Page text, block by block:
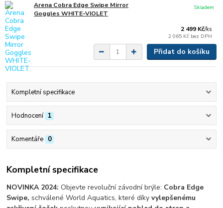
Arena Cobra Edge Swipe Mirror
Goggles WHITE-VIOLET
2 499 Kč/ks
2 065 Kč bez DPH
Skladem
Přidat do košíku
Kompletní specifikace
Hodnocení 1
Komentáře 0
Kompletní specifikace
NOVINKA 2024:Objevte revoluční závodní brýle: Cobra Edge
Swipe, schválené World Aquatics, které díkyvylepšenému